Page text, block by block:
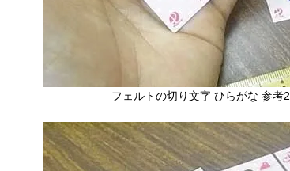
フェルトの切り文字 ひらがな 参考2